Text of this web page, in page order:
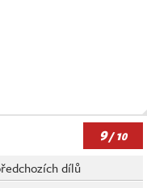
9/ 10
dílů